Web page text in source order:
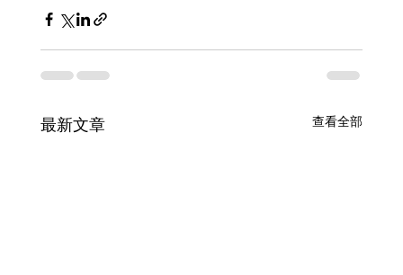
最新文章 查看全部